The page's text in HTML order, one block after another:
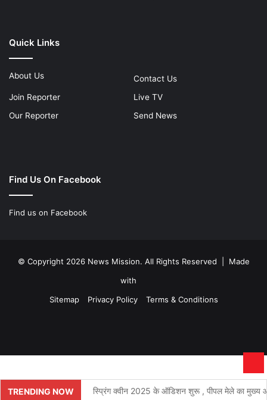
Quick Links
About Us
Contact Us
Join Reporter
Live TV
Our Reporter
Send News
Find Us On Facebook
Find us on Facebook
© Copyright 2026 News Mission. All Rights Reserved | Made
with
Sitemap
Privacy Policy Terms & Conditions
TRENDING NOW स्प्रिंग क्वीन 2025 के ऑडिशन शुरू , पीपल मेले का मुख्य